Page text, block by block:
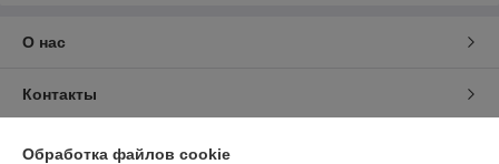
О нас
Контакты
Доставка и оплата
Обработка файлов cookie